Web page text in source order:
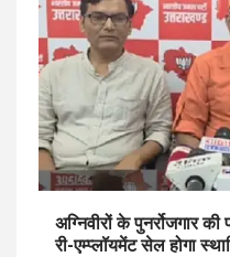
अग्निवीरों के पुनर्रोजगार
री-एम्प्लॉयमेंट सेल होगा